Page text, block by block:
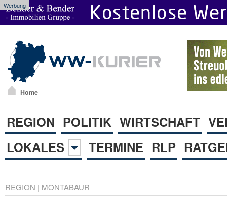
Werbung
Home
REGION POLITIK WIRTSCHAFT
LOKALES
TERMINE RLP
REGION | MONTABAUR